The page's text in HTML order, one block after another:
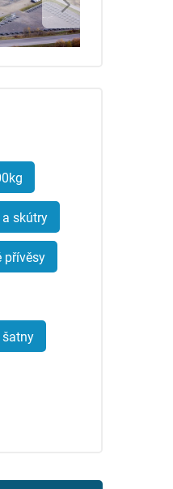
skútry
přívěsy